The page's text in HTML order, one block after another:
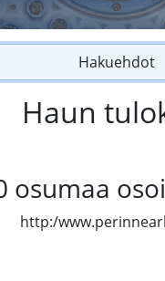
Hakuehdot
Haun
osumaa
http:/